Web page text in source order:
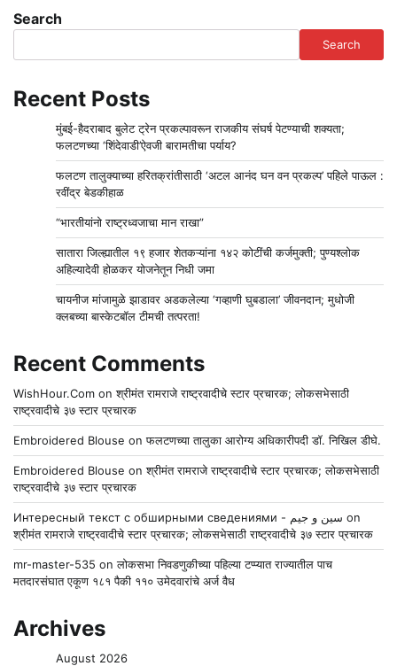
Search
Search
Recent Posts
मुंबई-हैदराबाद बुलेट ट्रेन प्रकल्पावरून राजकीय संघर्ष पेटण्याची शक्यता;
फलटणच्या ‘शिंदेवाडी’ऐवजी बारामतीचा पर्याय?
फलटण तालुक्याच्या हरितक्रांतीसाठी ‘अटल आनंद घन वन प्रकल्प’ पहिले पाऊल :
रवींद्र बेडकीहाळ
“भारतीयांनो राष्ट्रध्वजाचा मान राखा”
सातारा जिल्ह्यातील १९ हजार शेतकऱ्यांना १४२ कोटींची कर्जमुक्ती; पुण्यश्लोक
अहिल्यादेवी होळकर योजनेतून निधी जमा
चायनीज मांजामुळे झाडावर अडकलेल्या ‘गव्हाणी घुबडाला’ जीवनदान; मुधोजी
क्लबच्या बास्केटबॉल टीमची तत्परता!
Recent Comments
WishHour.Com onश्रीमंत रामराजे राष्ट्रवादीचे स्टार प्रचारक; लोकसभेसाठी
राष्ट्रवादीचे ३७ स्टार प्रचारक
Embroidered Blouse onफलटणच्या तालुका आरोग्य अधिकारीपदी डॉ. निखिल डीघे.
Embroidered Blouse onश्रीमंत रामराजे राष्ट्रवादीचे स्टार प्रचारक; लोकसभेसाठी
राष्ट्रवादीचे ३७ स्टार प्रचारक
Интересный текст с обширными сведениями - سين و جيم on
श्रीमंत रामराजे राष्ट्रवादीचे स्टार प्रचारक; लोकसभेसाठी राष्ट्रवादीचे ३७ स्टार प्रचारक
mr-master-535 onलोकसभा निवडणुकीच्या पहिल्या टप्प्यात राज्यातील पाच
मतदारसंघात एकूण १८१ पैकी ११० उमेदवारांचे अर्ज वैध
Archives
August 2026